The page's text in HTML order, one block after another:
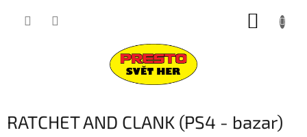
RATCHET AND CLANK (PS4 - bazar)